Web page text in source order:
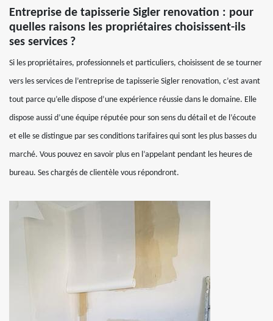
Entreprise de tapisserie Sigler renovation : pour
quelles raisons les propriétaires choisissent-ils
ses services ?
Si les propriétaires, professionnels et particuliers, choisissent de se tourner
vers les services de l’entreprise de tapisserie Sigler renovation, c’est avant
tout parce qu’elle dispose d’une expérience réussie dans le domaine. Elle
dispose aussi d’une équipe réputée pour son sens du détail et de l’écoute
et elle se distingue par ses conditions tarifaires qui sont les plus basses du
marché. Vous pouvez en savoir plus en l’appelant pendant les heures de
bureau. Ses chargés de clientèle vous répondront.